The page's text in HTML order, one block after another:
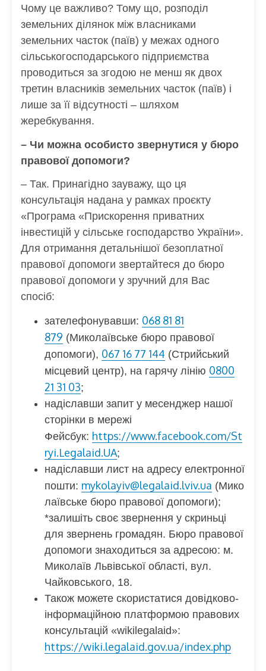
Чому це важливо? Тому що, розподіл
земельних ділянок між власниками
земельних часток (паїв) у межах одного
сільськогосподарського підприємства
проводиться за згодою не менш як двох
третин власників земельних часток (паїв) і
лише за її відсутності – шляхом
жеребкування.
– Чи можна особисто звернутися у бюро
правової допомоги?
– Так. Принагідно зауважу, що ця
консультація надана у рамках проєкту
«Програма «Прискорення приватних
інвестицій у сільське господарство України».
Для отримання детальнішої безоплатної
правової допомоги звертайтеся до бюро
правової допомоги у зручний для Вас
спосіб:
зателефонувавши: 068 81 81
879 (Миколаївське бюро правової
допомоги), 067 16 77 144 (Стрийський
місцевий центр), на гарячу лінію 0800
21 31 03;
надіславши запит у месенджер нашої
сторінки в мережі
Фейсбук: https://www.facebook.com/St
ryi.Legalaid.UA;
надіславши лист на адресу електронної
пошти: mykolayiv@legalaid.lviv.ua (Мико
лаївське бюро правової допомоги);
*залишіть своє звернення у скриньці
для звернень громадян. Бюро правової
допомоги знаходиться за адресою: м.
Миколаїв Львівської області, вул.
Чайковського, 18.
Також можете скористатися довідково-
інформаційною платформою правових
консультацій «wikilegalaid»:
https://wiki.legalaid.gov.ua/index.php